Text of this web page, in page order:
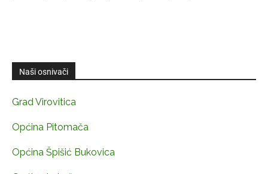
Naši osnivači
Grad Virovitica
Općina Pitomača
Općina Špišić Bukovica